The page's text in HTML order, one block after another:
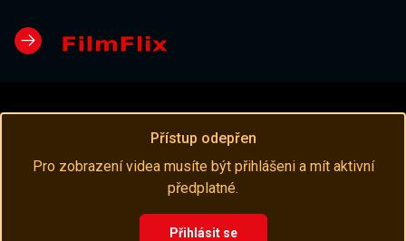
Přístup odepřen
Pro zobrazení videa musíte být přihlášeni a mít aktivní
předplatné.
Přihlásit se